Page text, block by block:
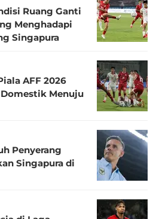
Ruang Ganti
Menghadapi
Singapura
AFF 2026
Menuju
Penyerang
Singapura di